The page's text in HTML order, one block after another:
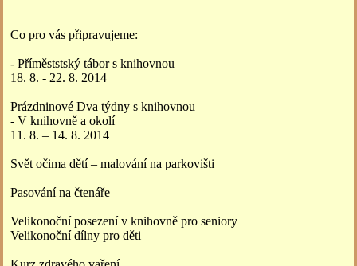
Co pro vás připravujeme:
- Příměststský tábor s knihovnou
18. 8. - 22. 8. 2014
Prázdninové Dva týdny s knihovnou
- V knihovně a okolí
11. 8. – 14. 8. 2014
Svět očima dětí – malování na parkovišti
Pasování na čtenáře
Velikonoční posezení v knihovně pro seniory
Velikonoční dílny pro děti